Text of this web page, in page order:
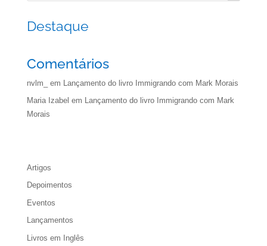
Destaque
Comentários
nvlm_ em Lançamento do livro Immigrando com Mark Morais
Maria Izabel em Lançamento do livro Immigrando com Mark
Morais
Artigos
Depoimentos
Eventos
Lançamentos
Livros em Inglês